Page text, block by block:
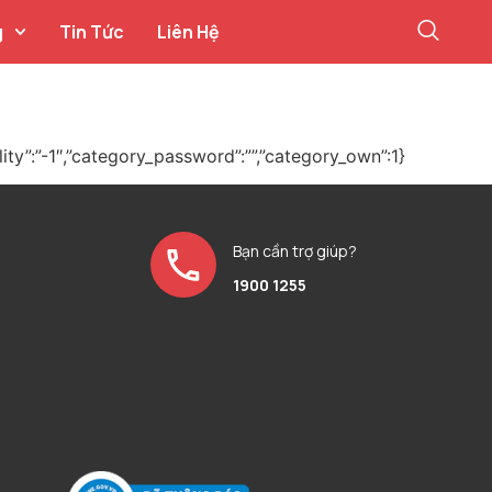
Tin Tức Liên Hệ
1″,”category_password”:””,”category_own”:1}
Bạn cần trợ giúp?
1900 1255